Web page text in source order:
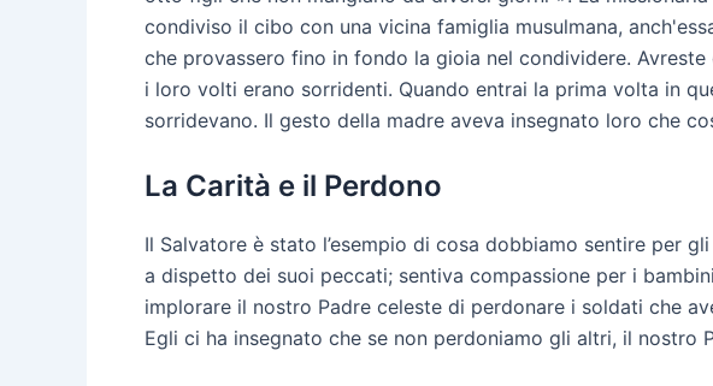
condiviso il cibo con una vicina famiglia musulmana,
che provassero fino in fondo la gioia nel condividere.
i loro volti erano sorridenti. Quando entrai la prima volta in
sorridevano. Il gesto della madre aveva insegnato loro che
La Carità e il Perdono
Il Salvatore è stato l’esempio di cosa dobbiamo sentire per
a dispetto dei suoi peccati; sentiva compassione per i
implorare il nostro Padre celeste di perdonare i soldati che
Egli ci ha insegnato che se non perdoniamo gli altri, il